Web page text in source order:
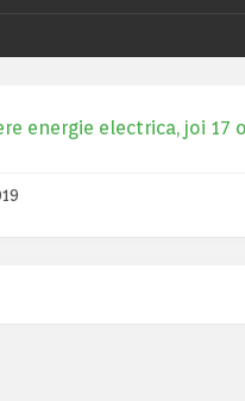
energie electrica, joi